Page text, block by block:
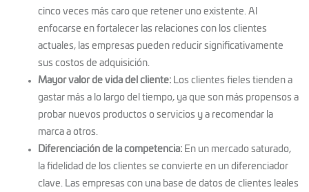
cinco veces más caro que retener uno existente. Al
enfocarse en fortalecer las relaciones con los clientes
actuales, las empresas pueden reducir significativamente
sus costos de adquisición.
Mayor valor de vida del cliente: Los clientes fieles tienden a
gastar más a lo largo del tiempo, ya que son más propensos a
probar nuevos productos o servicios y a recomendar la
marca a otros.
Diferenciación de la competencia: En un mercado saturado,
la fidelidad de los clientes se convierte en un diferenciador
clave. Las empresas con una base de datos de clientes leales